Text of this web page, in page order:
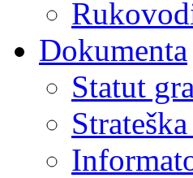
Dokumenta
Statut